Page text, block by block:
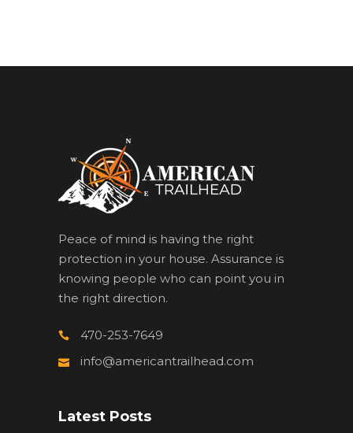
Peace of mind is having the right
protection in your house. Assurance is
knowing people who can point you in
the right direction.
470-253-7649
info@americantrailhead.com
Latest Posts